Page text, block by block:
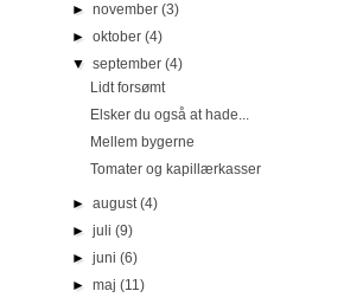
►november(3)
►oktober(4)
▼september(4)
Lidt forsømt
Elsker du også at hade...
Mellem bygerne
Tomater og kapillærkasser
►august(4)
►juli(9)
►juni(6)
►maj(11)